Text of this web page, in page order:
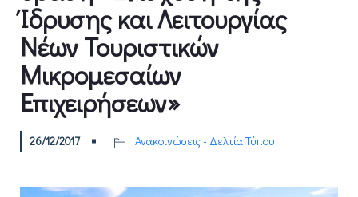
Ίδρυσης και Λειτουργίας
Νέων Τουριστικών
Μικρομεσαίων
Επιχειρήσεων»
26/12/2017 Ανακοινώσεις - Δελτία Τύπου